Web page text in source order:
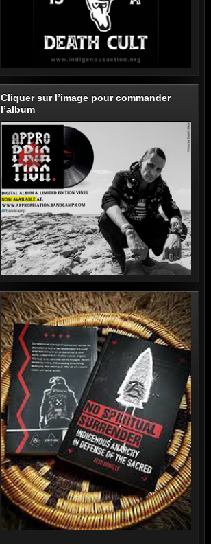
Cliquer sur l’image pour commander
l’album